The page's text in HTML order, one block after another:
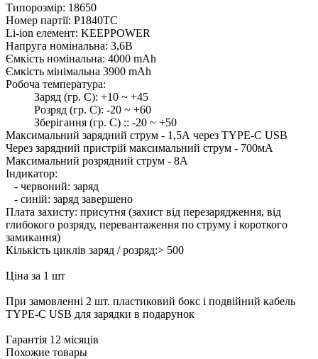
Типорозмір: 18650
Номер партії: P1840TC
Li-ion елемент: KEEPPOWER
Напруга номінальна: 3,6В
Ємкість номінальна: 4000 mAh
Ємкість мінімальна 3900 mAh
Робоча температура:
Заряд (гр. С): +10 ~ +45
Розряд (гр. С): -20 ~ +60
Зберігання (гр. С) :: -20 ~ +50
Максимальний зарядний струм - 1,5А через TYPE-C USB
Через зарядний пристрій максимальний струм - 700мА
Максимальний розрядний струм - 8А
Індикатор:
- червоний: заряд
- синій: заряд завершено
Плата захисту: присутня (захист від перезарядження, від
глибокого розряду, перевантаження по струму і короткого
замикання)
Кількість циклів заряд / розряд:> 500
Ціна за 1 шт
При замовленні 2 шт. пластиковий бокс і подвійний кабель
TYPE-C USB для зарядки в подарунок
Гарантія 12 місяців
Похожие товары